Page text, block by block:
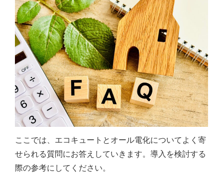
ここでは、エコキュートとオール電化についてよく寄
せられる質問にお答えしていきます。導入を検討する
際の参考にしてください。